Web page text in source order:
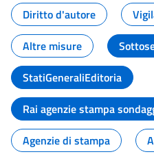
Diritto d'autore
Altre misure
StatiGeneraliEditoria
Rai agenzie stampa
Agenzie di stampa